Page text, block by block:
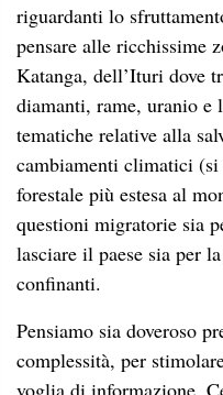
riguardanti lo
pensare alle ricchissime
Katanga, dell’Ituri dove
diamanti, rame, uranio e
tematiche relative alla
cambiamenti climatici (si
forestale più estesa al
questioni migratorie sia
lasciare il paese sia per
confinanti.
Pensiamo sia doveroso
complessità, per
voglia di informazione.